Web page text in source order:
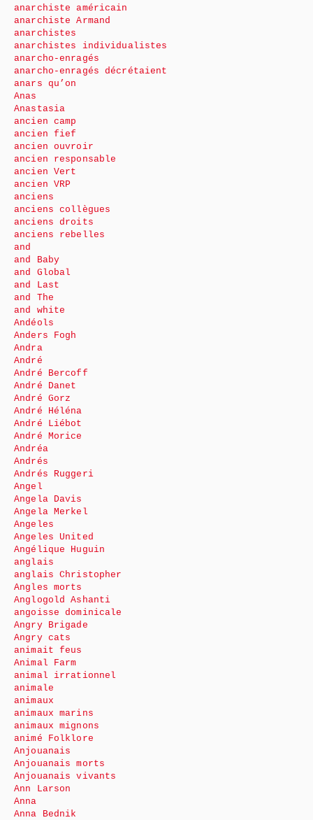
anarchiste américain
anarchiste Armand
anarchistes
anarchistes individualistes
anarcho-enragés
anarcho-enragés décrétaient
anars qu’on
Anas
Anastasia
ancien camp
ancien fief
ancien ouvroir
ancien responsable
ancien Vert
ancien VRP
anciens
anciens collègues
anciens droits
anciens rebelles
and
and Baby
and Global
and Last
and The
and white
Andéols
Anders Fogh
Andra
André
André Bercoff
André Danet
André Gorz
André Héléna
André Liébot
André Morice
Andréa
Andrés
Andrés Ruggeri
Angel
Angela Davis
Angela Merkel
Angeles
Angeles United
Angélique Huguin
anglais
anglais Christopher
Angles morts
Anglogold Ashanti
angoisse dominicale
Angry Brigade
Angry cats
animait feus
Animal Farm
animal irrationnel
animale
animaux
animaux marins
animaux mignons
animé Folklore
Anjouanais
Anjouanais morts
Anjouanais vivants
Ann Larson
Anna
Anna Bednik